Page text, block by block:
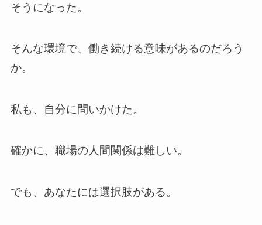
そうになった。
そんな環境で、働き続ける意味があるのだろう
か。
私も、自分に問いかけた。
確かに、職場の人間関係は難しい。
でも、あなたには選択肢がある。